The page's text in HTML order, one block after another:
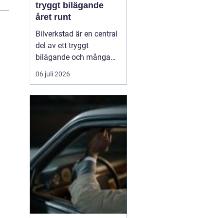
tryggt bilägande
året runt
Bilverkstad är en central
del av ett tryggt
bilägande och många
bilägare letar efter en
partner som kan hjälpa
livslängd. En modern
verkstad kombinerar
teknisk kompetens, rätt
utrustning och ...
06 juli 2026